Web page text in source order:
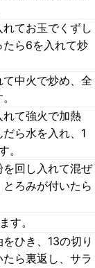
てお玉でくずし
たら6を入れて炒
中火で炒め、全
て強火で加熱
ら水を入れ、1
。
回し入れて混ぜ
ろみが付いたら
す。
ひき、13の切り
ら裏返し、サラ